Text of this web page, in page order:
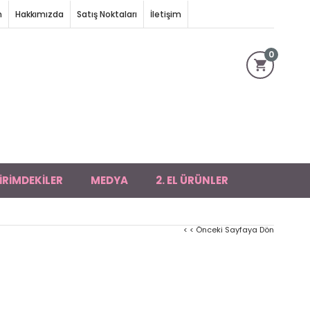
Hakkımızda Satış Noktaları İletişim
0
MEDYA 2. EL ÜRÜNLER
< < Önceki Sayfaya Dön